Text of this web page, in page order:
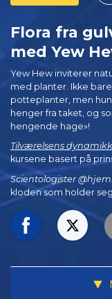
Flora fra
med Yew
Yew Hew inviterer
med planter. Ikke
potteplanter, men
henger fra taket, og
hengende hage»!
Tilværelsens
kursene basert på
Scientologister
kloden som holder